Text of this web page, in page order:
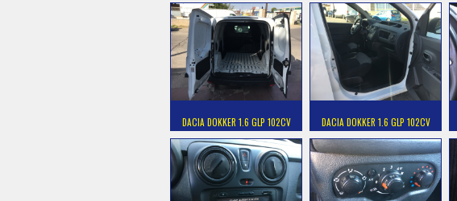
DACIA DOKKER 1.6 GLP 102CV DACIA DOKKER 1.6 GLP 102CV